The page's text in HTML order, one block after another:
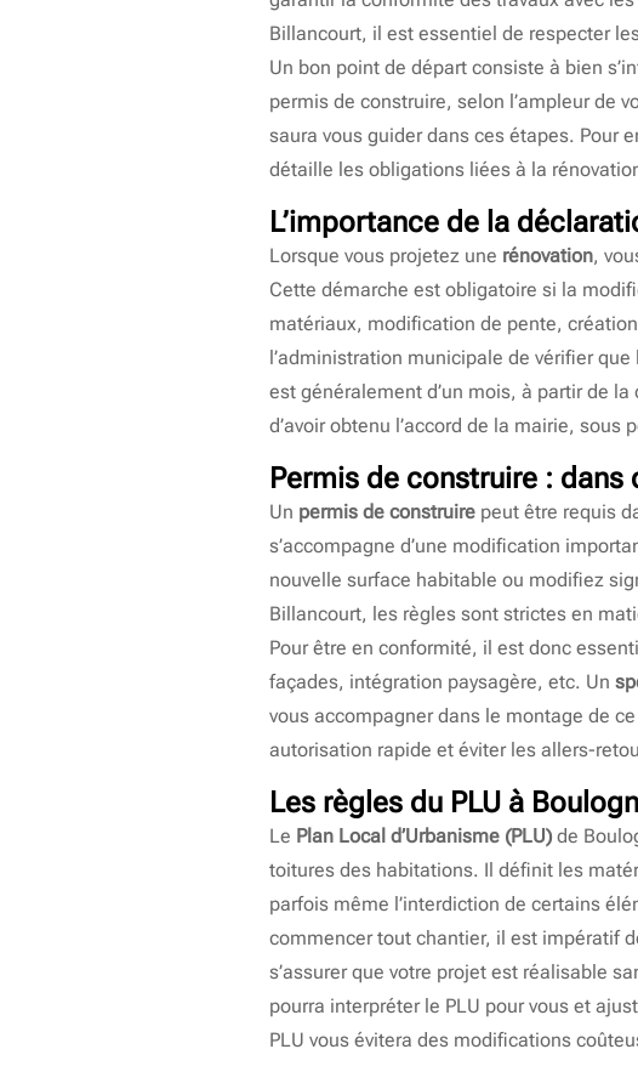
Billancourt, il est essentiel de respecter
Un bon point de départ consiste à bien
permis de construire, selon l’ampleur de
saura vous guider dans ces étapes. Pour
détaille les obligations liées à la
L’importance de la
Lorsque vous projetez une rénovation,
Cette démarche est obligatoire si la
matériaux, modification de pente,
l’administration municipale de vérifier
est généralement d’un mois, à partir de
d’avoir obtenu l’accord de la mairie, sous
Permis de construire :
Un permis de construire peut être requis
s’accompagne d’une modification
nouvelle surface habitable ou modifiez
Billancourt, les règles sont strictes en
Pour être en conformité, il est donc
façades, intégration paysagère, etc. Un
vous accompagner dans le montage de
autorisation rapide et éviter les allers-
Les règles du PLU à
Le Plan Local d’Urbanisme (PLU) de
toitures des habitations. Il définit les
parfois même l’interdiction de certains
commencer tout chantier, il est impératif
s’assurer que votre projet est réalisable
pourra interpréter le PLU pour vous et
PLU vous évitera des modifications